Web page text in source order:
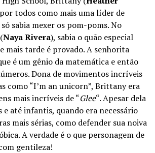
todos como mais uma líder de
sabia mexer os pom-poms. No
Naya Rivera), sabia o quão especial
mais tarde é provado. A senhorita
é um gênio da matemática e então
Dona de movimentos incríveis
como “I’m an unicorn”, Brittany era
mais incríveis de “Glee“. Apesar dela
até infantis, quando era necessário
mais sérias, como defender sua noiva
A verdade é o que personagem de
gentileza!